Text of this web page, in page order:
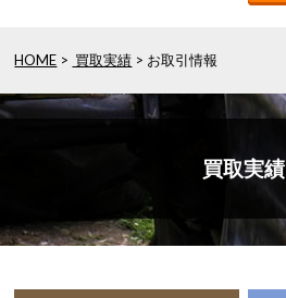
HOME > 買取実績 > お取引情報
買取実績